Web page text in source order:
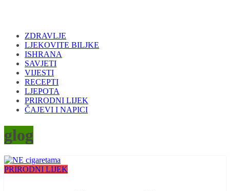
ZDRAVLJE
LJEKOVITE BILJKE
ISHRANA
SAVJETI
VIJESTI
RECEPTI
LJEPOTA
PRIRODNI LIJEK
ČAJEVI I NAPICI
glog
PRIRODNI LIJEK